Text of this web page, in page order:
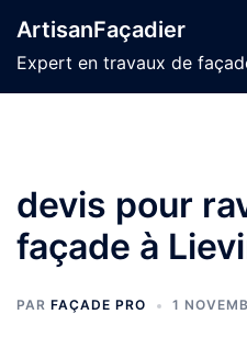
au
contenu
ArtisanFaçadier
Expert en travaux de
devis pour
façade à
PAR FAÇADE PRO 1